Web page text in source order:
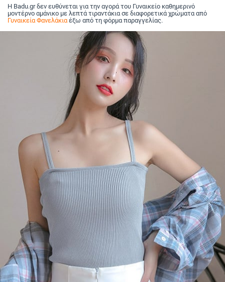
Η Badu.gr δεν ευθύνεται για την αγορά του Γυναικείο καθημερινό
μοντέρνο αμάνικο με λεπτά τιραντάκια σε διαφορετικά χρώματα από
Γυναικεία Φανελάκιαέξω από τη φόρμα παραγγελίας.